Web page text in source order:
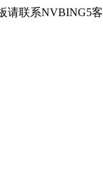
联系NVBING5客